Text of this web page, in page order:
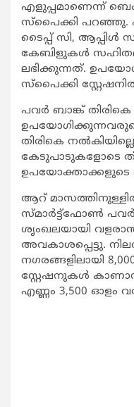
എളുപ്പമാണെന്ന്
സ്‌പൈക്കി പറഞ്ഞു.
ടൈപ്പ് സി, ആപ്പിള്‍
കേബിളുകള്‍
ലഭിക്കുന്നത്.
സ്‌പൈക്കി
പവര്‍ ബാങ്ക്
തിരികെ
കേടുപാടുകളോടെ
ഉപയോക്താക്കളുടെ
ആറ്
സ്മാര്‍ട്ട്‌ഫോണ്‍
ശൃംഖലയായി വളരാന്‍
അവകാശപ്പെട്ടു.
നഗരങ്ങളിലായി
സ്റ്റേഷനുകള്‍
എണ്ണം 3,500 ഓളം